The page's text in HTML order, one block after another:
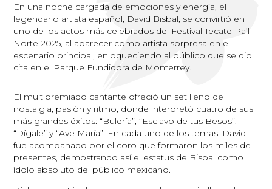
En una noche cargada de emociones y energía, el
legendario artista español, David Bisbal, se convirtió en
uno de los actos más celebrados del Festival Tecate Pa’l
Norte 2025, al aparecer como artista sorpresa en el
escenario principal, enloqueciendo al público que se dio
cita en el Parque Fundidora de Monterrey.
El multipremiado cantante ofreció un set lleno de
nostalgia, pasión y ritmo, donde interpretó cuatro de sus
más grandes éxitos: “Bulería”, “Esclavo de tus Besos”,
“Dígale” y “Ave María”. En cada uno de los temas, David
fue acompañado por el coro que formaron los miles de
presentes, demostrando así el estatus de Bisbal como
ídolo absoluto del público mexicano.